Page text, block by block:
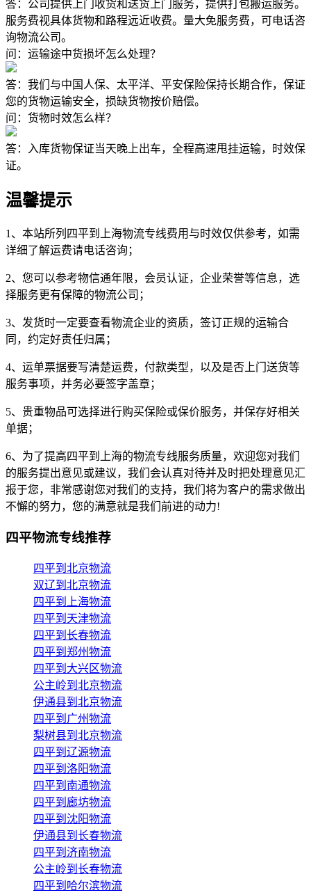
答：公司提供上门收货和送货上门服务，提供打包搬运服务。
服务费视具体货物和路程远近收费。量大免服务费，可电话咨
询物流公司。
问：运输途中货损坏怎么处理？
答：我们与中国人保、太平洋、平安保险保持长期合作，保证
您的货物运输安全，损缺货物按价赔偿。
问：货物时效怎么样？
答：入库货物保证当天晚上出车，全程高速甩挂运输，时效保
证。
温馨提示
1、本站所列四平到上海物流专线费用与时效仅供参考，如需
详细了解运费请电话咨询；
2、您可以参考物信通年限，会员认证，企业荣誉等信息，选
择服务更有保障的物流公司；
3、发货时一定要查看物流企业的资质，签订正规的运输合
同，约定好责任归属；
4、运单票据要写清楚运费，付款类型，以及是否上门送货等
服务事项，并务必要签字盖章；
5、贵重物品可选择进行购买保险或保价服务，并保存好相关
单据；
6、为了提高四平到上海的物流专线服务质量，欢迎您对我们
的服务提出意见或建议，我们会认真对待并及时把处理意见汇
报于您，非常感谢您对我们的支持，我们将为客户的需求做出
不懈的努力，您的满意就是我们前进的动力!
四平物流专线推荐
四平到北京物流
双辽到北京物流
四平到上海物流
四平到天津物流
四平到长春物流
四平到郑州物流
四平到大兴区物流
公主岭到北京物流
伊通县到北京物流
四平到广州物流
梨树县到北京物流
四平到辽源物流
四平到洛阳物流
四平到南通物流
四平到廊坊物流
四平到沈阳物流
伊通县到长春物流
四平到济南物流
公主岭到长春物流
四平到哈尔滨物流